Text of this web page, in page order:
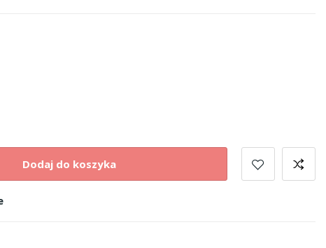
Dodaj do koszyka